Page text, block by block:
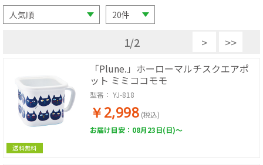
1/2 > >>
送料無料
「Plune.」ホーローマルチスクエアポ
ット ミミココモモ
型番： YJ-818
￥2,998 (税込)
お届け目安：08月23日(日)～